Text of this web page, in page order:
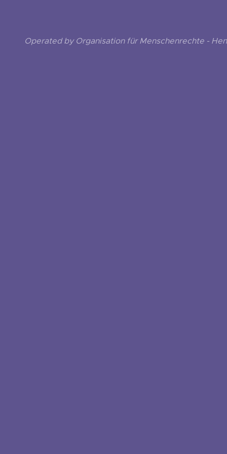
Operated by Organisation für Menschenrechte -